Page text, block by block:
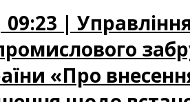
09:23 |
«Про